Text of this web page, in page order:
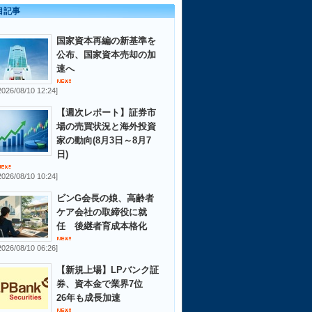
記事
国家資本再編の新基準を
公布、国家資本売却の加
速へ
08/10 12:24]
【週次レポート】証券市
場の売買状況と海外投資
家の動向(8月3日～8月7
日)
08/10 10:24]
ビンG会長の娘、高齢者
ケア会社の取締役に就
任 後継者育成本格化
08/10 06:26]
【新規上場】LPバンク証
券、資本金で業界7位
26年も成長加速